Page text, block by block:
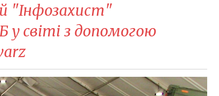
"Інфозахист"
у світі з допомогою